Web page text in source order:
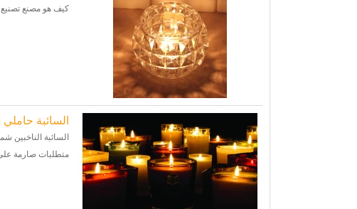
كيف هو مصنع تصنيع
السائبة
السائبة الناخبين
متطلبات صارمة